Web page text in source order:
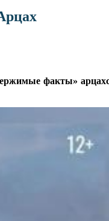
факты»